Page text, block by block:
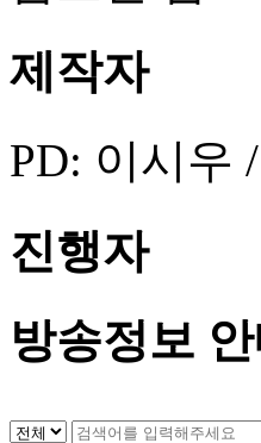
제작자
PD: 이시우
진행자
방송정보 안